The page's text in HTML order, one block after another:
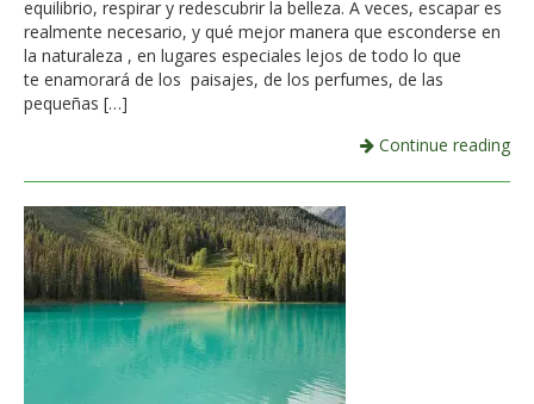
equilibrio, respirar y redescubrir la belleza. A veces, escapar es
realmente necesario, y qué mejor manera que esconderse en
la naturaleza , en lugares especiales lejos de todo lo que
te enamorará de los paisajes, de los perfumes, de las
pequeñas […]
Continue reading